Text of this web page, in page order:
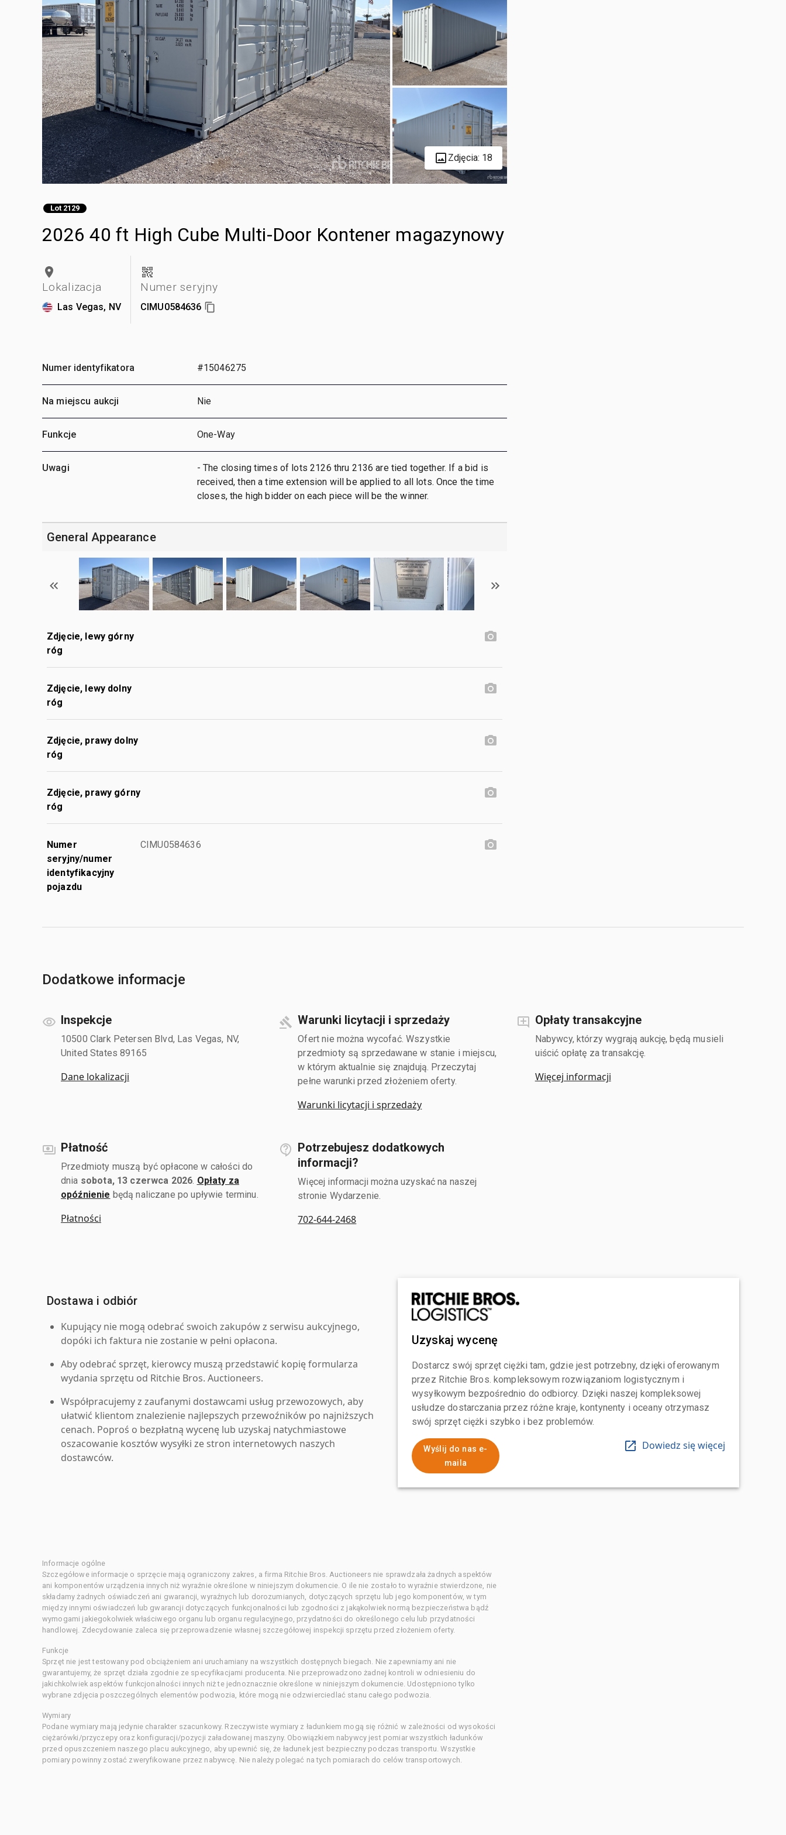
Zdjęcia: 18
Lot 2129
2026 40 ft High Cube Multi-Door Kontener magazynowy
Lokalizacja
Las Vegas, NV
Numer seryjny
CIMU0584636
Numer identyfikatora #15046275
Na miejscu aukcji Nie
Funkcje One-Way
Uwagi
- The closing times of lots 2126 thru 2136 are tied together. If a bid is
received, then a time extension will be applied to all lots. Once the time
closes, the high bidder on each piece will be the winner.
General Appearance
Zdjęcie, lewy górny
róg
Zdjęcie, lewy dolny
róg
Zdjęcie, prawy dolny
róg
Zdjęcie, prawy górny
róg
Numer
seryjny/numer
identyfikacyjny
pojazdu
CIMU0584636
Dodatkowe informacje
Inspekcje
10500 Clark Petersen Blvd, Las Vegas, NV,
United States 89165
Dane lokalizacji
Warunki licytacji i sprzedaży
Ofert nie można wycofać. Wszystkie
przedmioty są sprzedawane w stanie i miejscu,
w którym aktualnie się znajdują. Przeczytaj
pełne warunki przed złożeniem oferty.
Warunki licytacji i sprzedaży
Opłaty transakcyjne
Nabywcy, którzy wygrają aukcję, będą musieli
uiścić opłatę za transakcję.
Więcej informacji
Płatność
Przedmioty muszą być opłacone w całości do
dnia sobota, 13 czerwca 2026 Opłaty za
opóźnienie będą naliczane po upływie terminu.
Płatności
Potrzebujesz dodatkowych
informacji?
Więcej informacji można uzyskać na naszej
stronie Wydarzenie.
702-644-2468
Dostawa i odbiór
Kupujący nie mogą odebrać swoich zakupów z serwisu aukcyjnego,
dopóki ich faktura nie zostanie w pełni opłacona.
Aby odebrać sprzęt, kierowcy muszą przedstawić kopię formularza
wydania sprzętu od Ritchie Bros. Auctioneers.
Współpracujemy z zaufanymi dostawcami usług przewozowych, aby
ułatwić klientom znalezienie najlepszych przewoźników po najniższych
cenach. Poproś o bezpłatną wycenę lub uzyskaj natychmiastowe
oszacowanie kosztów wysyłki ze stron internetowych naszych
dostawców.
Uzyskaj wycenę
Dostarcz swój sprzęt ciężki tam, gdzie jest potrzebny, dzięki oferowanym
przez Ritchie Bros. kompleksowym rozwiązaniom logistycznym i
wysyłkowym bezpośrednio do odbiorcy. Dzięki naszej kompleksowej
usłudze dostarczania przez różne kraje, kontynenty i oceany otrzymasz
swój sprzęt ciężki szybko i bez problemów.
Wyślij do nas e-
maila
Dowiedz się więcej
Informacje ogólne
Szczegółowe informacje o sprzęcie mają ograniczony zakres, a firma Ritchie Bros. Auctioneers nie sprawdzała żadnych aspektów
ani komponentów urządzenia innych niż wyraźnie określone w niniejszym dokumencie. O ile nie zostało to wyraźnie stwierdzone, nie
składamy żadnych oświadczeń ani gwarancji, wyraźnych lub dorozumianych, dotyczących sprzętu lub jego komponentów, w tym
między innymi oświadczeń lub gwarancji dotyczących funkcjonalności lub zgodności z jakąkolwiek normą bezpieczeństwa bądź
wymogami jakiegokolwiek właściwego organu lub organu regulacyjnego, przydatności do określonego celu lub przydatności
handlowej. Zdecydowanie zaleca się przeprowadzenie własnej szczegółowej inspekcji sprzętu przed złożeniem oferty.
Funkcje
Sprzęt nie jest testowany pod obciążeniem ani uruchamiany na wszystkich dostępnych biegach. Nie zapewniamy ani nie
gwarantujemy, że sprzęt działa zgodnie ze specyfikacjami producenta. Nie przeprowadzono żadnej kontroli w odniesieniu do
jakichkolwiek aspektów funkcjonalności innych niż te jednoznacznie określone w niniejszym dokumencie. Udostępniono tylko
wybrane zdjęcia poszczególnych elementów podwozia, które mogą nie odzwierciedlać stanu całego podwozia.
Wymiary
Podane wymiary mają jedynie charakter szacunkowy. Rzeczywiste wymiary z ładunkiem mogą się różnić w zależności od wysokości
ciężarówki/przyczepy oraz konfiguracji/pozycji załadowanej maszyny. Obowiązkiem nabywcy jest pomiar wszystkich ładunków
przed opuszczeniem naszego placu aukcyjnego, aby upewnić się, że ładunek jest bezpieczny podczas transportu. Wszystkie
pomiary powinny zostać zweryfikowane przez nabywcę. Nie należy polegać na tych pomiarach do celów transportowych.